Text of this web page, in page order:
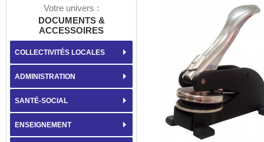
Votre univers :
DOCUMENTS &
ACCESSOIRES
COLLECTIVITÉS LOCALES
ADMINISTRATION
SANTÉ-SOCIAL
ENSEIGNEMENT